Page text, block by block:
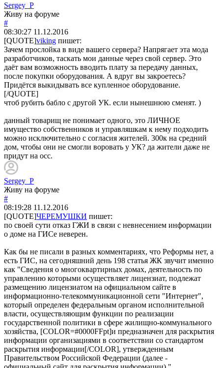
Sergey_P
Живу на форуме
#
08:30:27 11.12.2016
[QUOTE]viking пишет:
Зачем прослойка в виде вашего сервера? Напрягает эта мода
разработчиков, таскать мои данные через свой сервер. Это
даёт вам возможность вводить плату за передачу данных,
после покупки оборудования. А вдруг вы закроетесь?
Придётся выкидывать все купленное оборудование.
[/QUOTE]
чтоб рубить бабло с другой УК. если нынешнюю сменят. )
данный товарищ не понимает одного, это ЛИЧНОЕ
имущество собственников и управляшкам к нему подходить
можно исключительно с согласия жителей. 300к на средний
дом, чтобы они не смогли воровать у УК? да жители даже не
придут на осс.
Sergey_P
Живу на форуме
#
08:19:28 11.12.2016
[QUOTE]ЧЕРЕМУШКИ пишет:
по своей сути отказ ГЖИ в связи с невнесением информации
о доме на ГИСе неверен.
Как бы не писали в разных комментариях, что Реформы нет, а
есть ГИС, на сегодняшний день 198 статья ЖК звучит именно
как "Сведения о многоквартирных домах, деятельность по
управлению которыми осуществляет лицензиат, подлежат
размещению лицензиатом на официальном сайте в
информационно-телекоммуникационной сети "Интернет",
который определен федеральным органом исполнительной
власти, осуществляющим функции по реализации
государственной политики в сфере жилищно-коммунального
хозяйства, [COLOR=#0000FFpt]и предназначен для раскрытия
информации организациями в соответствии со стандартом
раскрытия информации[/COLOR], утвержденным
Правительством Российской Федерации (далее -